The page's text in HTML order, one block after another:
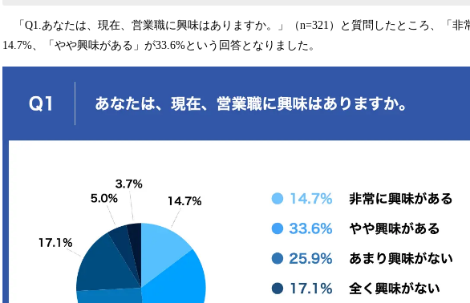
「Q1.あなたは、現在、営業職に興味はありますか。」（n=321）と質問したところ、「非
14.7%、「やや興味がある」が33.6%という回答となりました。